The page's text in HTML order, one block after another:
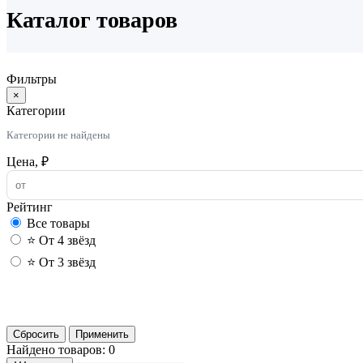
Каталог товаров
Фильтры
×
Категории
Категории не найдены
Цена, ₽
Рейтинг
Все товары
⭐ От 4 звёзд
⭐ От 3 звёзд
Сбросить
Применить
Найдено товаров: 0